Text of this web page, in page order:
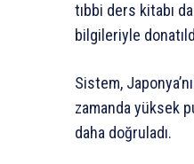
tıbbi ders kitabı
bilgileriyle
Sistem,
zamanda yüksek
daha doğruladı.